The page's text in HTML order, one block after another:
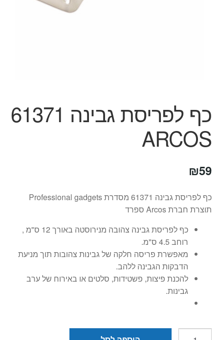
עגלת קניות
תשלום
כף לפריסת גבינה 61371
ARCOS
₪59
כף לפריסת גבינה 61371 מסדרת Professional gadgets
תוצרת חברת Arcos ספרד
כף לפריסת גבינה צהובה מנירוסטה באורך 12 ס"מ ,
רוחב 4.5 ס"מ.
מאפשרת פריסה חלקה של גבינות צהובות תוך מניעת
הדבקות הגבינה ללהב.
להכנת פיצות, פשטידות, סלטים או באירוח של ערב
גבינות.